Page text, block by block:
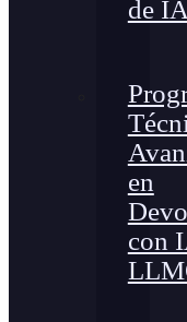
de IA
en
con